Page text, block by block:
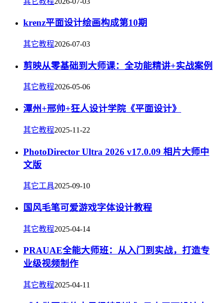
krenz平面设计绘画构成第10期
其它教程2026-07-03
剪映从零基础到大师课：全功能精讲+实战案例
其它教程2026-05-06
潭州+邢帅+狂人设计学院《平面设计》
其它教程2025-11-22
PhotoDirector Ultra 2026 v17.0.09 相片大师中
文版
其它工具2025-09-10
国风毛笔可爱游戏字体设计教程
其它教程2025-04-14
PRAUAE全能大师班：从入门到实战，打造专
业级视频制作
其它教程2025-04-11